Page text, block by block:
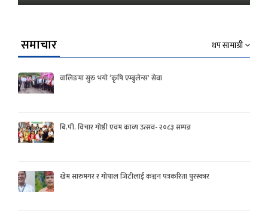
समाचार थप सामाग्री
वालिङमा सुरु भयो ‘कृषि एम्बुलेन्स’ सेवा
बि.पी. विचार गोष्ठी एवम काव्य उत्सव- २०८३ सम्पन्न
खेम सारुमगर र गोपाल जिटीलाई कञ्चन पत्रकरिता पुरस्कार